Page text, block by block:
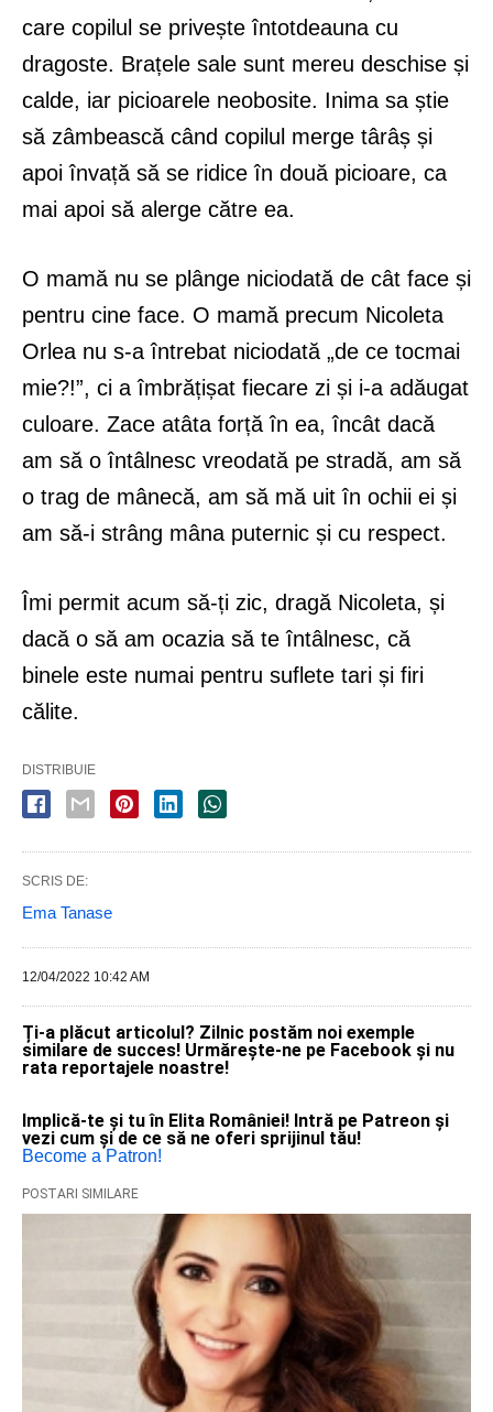
care copilul se privește întotdeauna cu
dragoste. Brațele sale sunt mereu deschise și
calde, iar picioarele neobosite. Inima sa știe
să zâmbească când copilul merge târâș și
apoi învață să se ridice în două picioare, ca
mai apoi să alerge către ea.
O mamă nu se plânge niciodată de cât face și
pentru cine face. O mamă precum Nicoleta
Orlea nu s-a întrebat niciodată „de ce tocmai
mie?!”, ci a îmbrățișat fiecare zi și i-a adăugat
culoare. Zace atâta forță în ea, încât dacă
am să o întâlnesc vreodată pe stradă, am să
o trag de mânecă, am să mă uit în ochii ei și
am să-i strâng mâna puternic și cu respect.
Îmi permit acum să-ți zic, dragă Nicoleta, și
dacă o să am ocazia să te întâlnesc, că
binele este numai pentru suflete tari și firi
călite.
DISTRIBUIE
SCRIS DE:
Ema Tanase
12/04/2022 10:42 AM
Ți-a plăcut articolul? Zilnic postăm noi exemple
similare de succes! Urmărește-ne pe Facebook și nu
rata reportajele noastre!
Implică-te și tu în Elita României! Intră pe Patreon și
vezi cum și de ce să ne oferi sprijinul tău!
Become a Patron!
POSTARI SIMILARE